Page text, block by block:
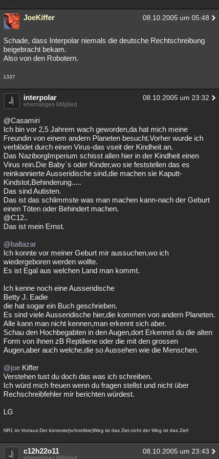
JoeKiffer 08.10.2005 um 05:48
Schade, dass Interpolar niemals die deutsche Rechtschreibung
beigebracht bekam.
Also von den Robotern.
1337
interpolar 08.10.2005 um 23:32
ehemaliges Mitglied
@Casamiri
Ich bin vor 2,5 Jahrem wach geworden,da hat mich meine
Freundin von einem andern Planeten besucht.Vorher wurde ich
verblödet durch einen Virus-das vseit der Kindheit an.
Das NaziborgImperium schisst allen hier in der Kindheit einen
Virus rein.Die Baby`s oder Kinder,wo sie feststellen das es
reinkannierte Ausseridische sind,die machen sie Kaputt-
Kindstot,Behinderung.....
Das sind Autisten.
Das ist das schlimmste was man machen kann-nach der Geburt
einen Töten oder Behindert machen.
@C12..
Das ist mein Ernst.
@baltazar
Ich konnte vor meiner Geburt mir aussuchen,wo ich
wiedergeboren werden wollte.
Es ist Egal aus welchen Land man kommt.
Ich kenne noch eine Ausseridische
Betty J. Eadie
die hat sogar ein Buch geschrieben.
Es sind viele Ausseridische hier,die kommen von andern Planeten.
Alle kann man nicht kennen,man erkennt sich aber.
Schau den Hochbegabten in den Augen,dort Erkennst du die alten
Form von ihnen zB Reptiliene oder die mit den grossen
Augen,aber auch welche,die so Aussehen wie die Menschen.
@joe Kiffer
Verstehen tust du doch das was ich schreiben.
Ich würd mich freuen wenn du fragen stellst und nicht über
Rechschreibfehler mir berichten würdest.
LG
NR1 im Vorraus:Der kürzeste(schnellste)Weg ist das Ziel,nicht der Weg ist das Ziel!
c12h22o11 08.10.2005 um 23:43